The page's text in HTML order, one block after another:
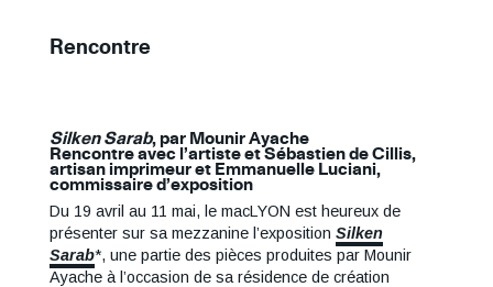
Rencontre
Contenu
Silken Sarab, par Mounir Ayache
Rencontre avec l’artiste et Sébastien de Cillis,
artisan imprimeur et Emmanuelle Luciani,
commissaire d’exposition
Du 19 avril au 11 mai, le macLYON est heureux de
présenter sur sa mezzanine l’exposition Silken
Sarab*, une partie des pièces produites par Mounir
Ayache à l’occasion de sa résidence de création